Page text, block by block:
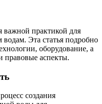
важной практикой для
Эта статья подробно
оборудование, а
правовые аспекты.
создания